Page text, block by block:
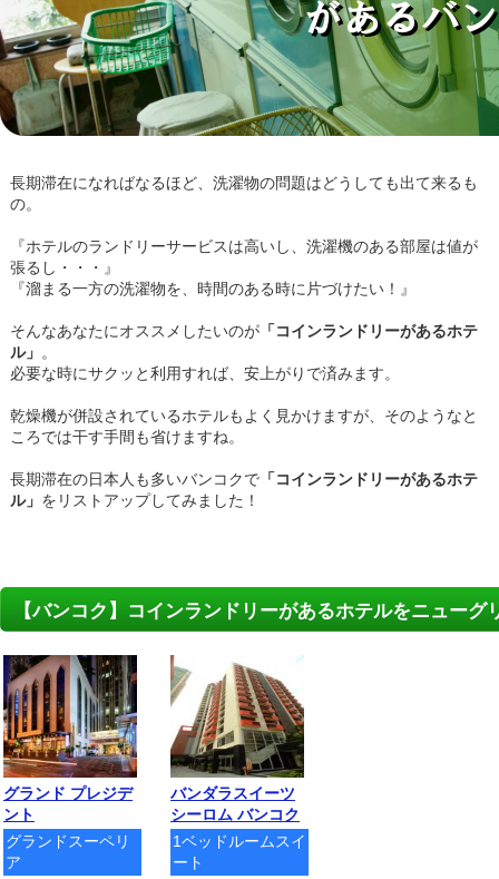
長期滞在になればなるほど、洗濯物の問題はどうしても出て来るも
の。
『ホテルのランドリーサービスは高いし、洗濯機のある部屋は値が
張るし・・・』
『溜まる一方の洗濯物を、時間のある時に片づけたい！』
そんなあなたにオススメしたいのが 「コインランドリーがあるホテ
ル」 。
必要な時にサクッと利用すれば、安上がりで済みます。
乾燥機が併設されているホテルもよく見かけますが、そのようなと
ころでは干す手間も省けますね。
長期滞在の日本人も多いバンコクで 「コインランドリーがあるホテ
ル」 をリストアップしてみました！
【バンコク】コインランドリーがあるホテルをニュー
グランド プレジデ
ント
グランドスーペリ
ア
バンダラスイーツ
シーロム バンコク
1ベッドルームスイ
ート